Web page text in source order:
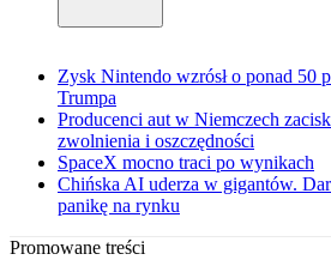
Zysk Nintendo wzrósł o ponad 50
Trumpa
Producenci aut w Niemczech
zwolnienia i oszczędności
SpaceX mocno traci po wynikach
Chińska AI uderza w gigantów.
panikę na rynku
Promowane treści